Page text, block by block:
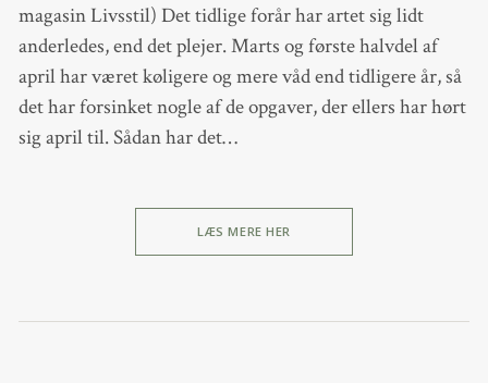
magasin Livsstil) Det tidlige forår har artet sig lidt
anderledes, end det plejer. Marts og første halvdel af
april har været køligere og mere våd end tidligere år, så
det har forsinket nogle af de opgaver, der ellers har hørt
sig april til. Sådan har det…
LÆS MERE HER